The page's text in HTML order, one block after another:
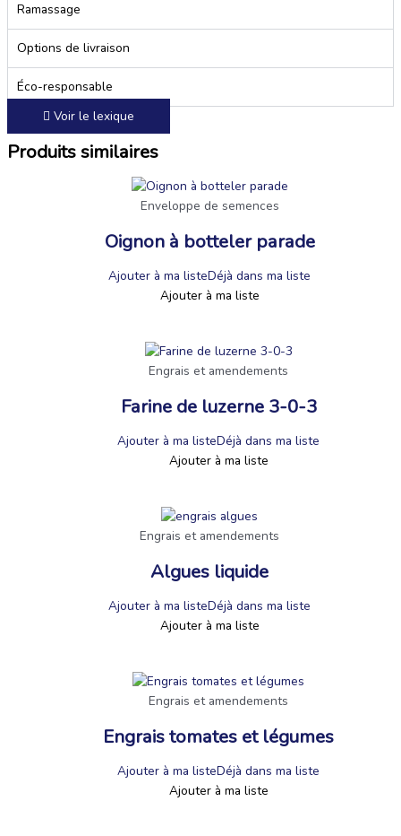
Ramassage
Options de livraison
Éco-responsable
Voir le lexique
Produits similaires
Enveloppe de semences
Oignon à botteler parade
Ajouter à ma listeDéjà dans ma liste
Ajouter à ma liste
Engrais et amendements
Farine de luzerne 3-0-3
Ajouter à ma listeDéjà dans ma liste
Ajouter à ma liste
Engrais et amendements
Algues liquide
Ajouter à ma listeDéjà dans ma liste
Ajouter à ma liste
Engrais et amendements
Engrais tomates et légumes
Ajouter à ma listeDéjà dans ma liste
Ajouter à ma liste